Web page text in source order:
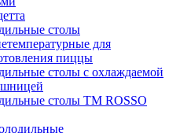
столы
для
пиццы
столы с охлаждаемой
столы ТМ ROSSO